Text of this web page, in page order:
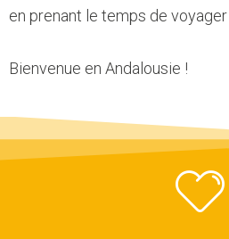
en prenant le temps de voyager
Bienvenue en Andalousie !